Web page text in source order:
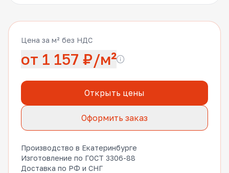
Цена за м² без НДС
от 1 157 ₽/м²
Открыть цены
Оформить заказ
Производство в Екатеринбурге
Изготовление по ГОСТ 3306-88
Доставка по РФ и СНГ